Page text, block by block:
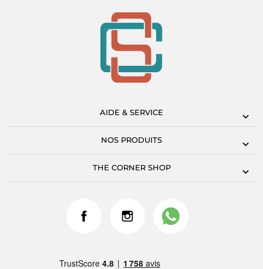
AIDE & SERVICE
NOS PRODUITS
THE CORNER SHOP